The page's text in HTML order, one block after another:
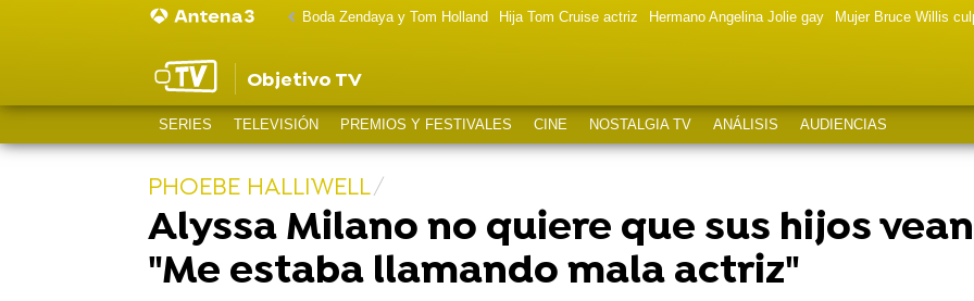
Boda Zendaya y Tom Holland Hija Tom Cruise actriz Hermano Angelina Jolie gay Mujer Bruce Willis
Objetivo TV
SERIES TELEVISIÓN PREMIOS Y FESTIVALES CINE NOSTALGIA TV ANÁLISIS AUDIENCIAS
PHOEBE HALLIWELL
Alyssa Milano no quiere que sus hijos
"Me estaba llamando mala actriz"